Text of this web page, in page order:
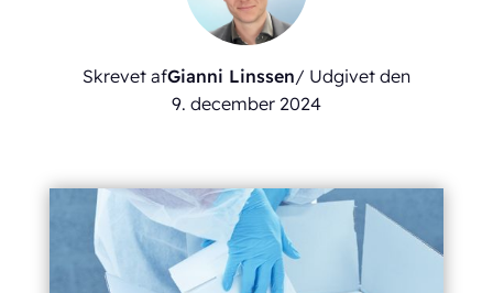
Skrevet afGianni Linssen/ Udgivet den
9. december 2024